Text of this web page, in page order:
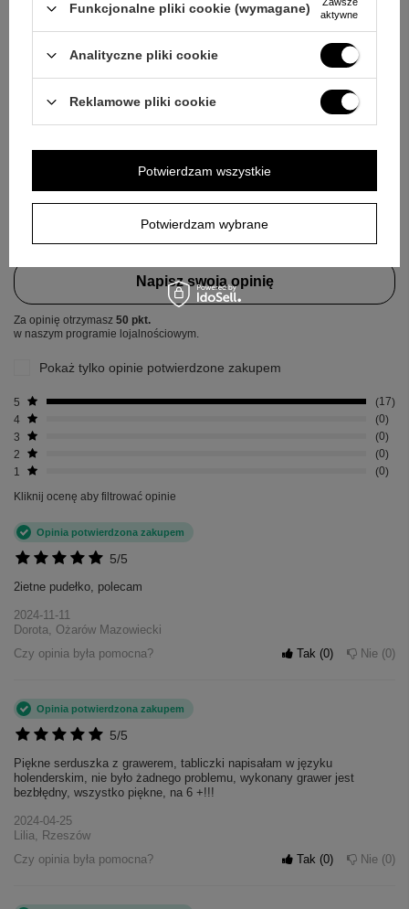
+
OPINIE
5.00
Liczba wystawionych opinii: 17
Napisz swoją opinię
Za opinię otrzymasz 50 pkt.
w naszym programie lojalnościowym.
Pokaż tylko opinie potwierdzone zakupem
5
17
4
0
3
0
2
0
1
0
Kliknij ocenę aby filtrować opinie
5/5
Opinia potwierdzona zakupem
2ietne pudełko, polecam
2024-11-11
Dorota, Ożarów Mazowiecki
Czy opinia była pomocna?
Tak 0 Nie 0
5/5
Opinia potwierdzona zakupem
Piękne serduszka z grawerem, tabliczki napisałam w języku
holenderskim, nie było żadnego problemu, wykonany grawer jest
bezbłędny, wszystko piękne, na 6 +!!!
2024-04-25
Lilia, Rzeszów
Czy opinia była pomocna?
Tak 0 Nie 0
Funkcjonalne pliki cookie (wymagane)
aktywne
Analityczne pliki cookie
Reklamowe pliki cookie
Potwierdzam wybrane
Potwierdzam wszystkie